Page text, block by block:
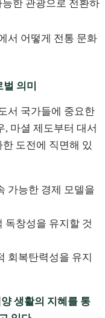
한 관광으로 전환하
서 어떻게 전통 문화
의미
서 국가들에 중요한
마셜 제도부터 대서
도전에 직면해 있
가능한 경제 모델을
독창성을 유지할 것
회복탄력성을 유지
생활의 지혜를 통